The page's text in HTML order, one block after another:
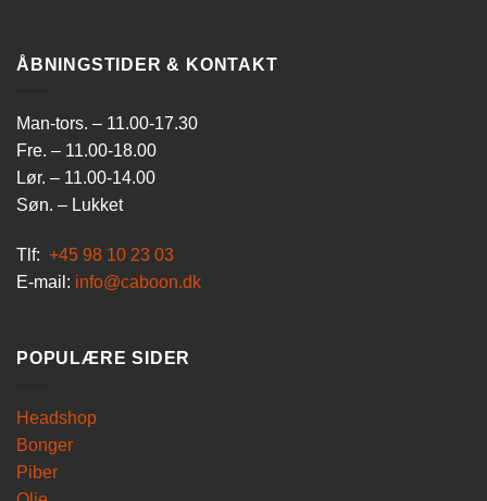
ÅBNINGSTIDER & KONTAKT
Man-tors. – 11.00-17.30
Fre. – 11.00-18.00
Lør. – 11.00-14.00
Søn. – Lukket
Tlf: +45 98 10 23 03
E-mail: info@caboon.dk
POPULÆRE SIDER
Headshop
Bonger
Piber